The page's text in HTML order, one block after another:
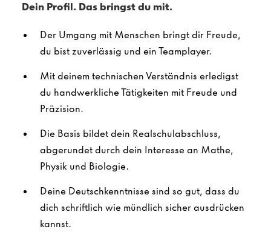
Dein Profil. Das bringst du mit.
Der Umgang mit Menschen bringt dir Freude,
du bist zuverlässig und ein Teamplayer.
Mit deinem technischen Verständnis erledigst
du handwerkliche Tätigkeiten mit Freude und
Präzision.
Die Basis bildet dein Realschulabschluss,
abgerundet durch dein Interesse an Mathe,
Physik und Biologie.
Deine Deutschkenntnisse sind so gut, dass du
dich schriftlich wie mündlich sicher ausdrücken
kannst.